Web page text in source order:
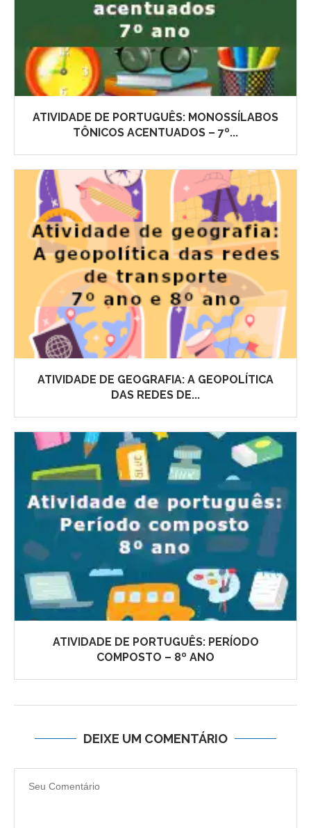
ATIVIDADE DE PORTUGUÊS: MONOSSÍLABOS
TÔNICOS ACENTUADOS – 7º...
ATIVIDADE DE GEOGRAFIA: A GEOPOLÍTICA
DAS REDES DE...
ATIVIDADE DE PORTUGUÊS: PERÍODO
COMPOSTO – 8º ANO
DEIXE UM COMENTÁRIO